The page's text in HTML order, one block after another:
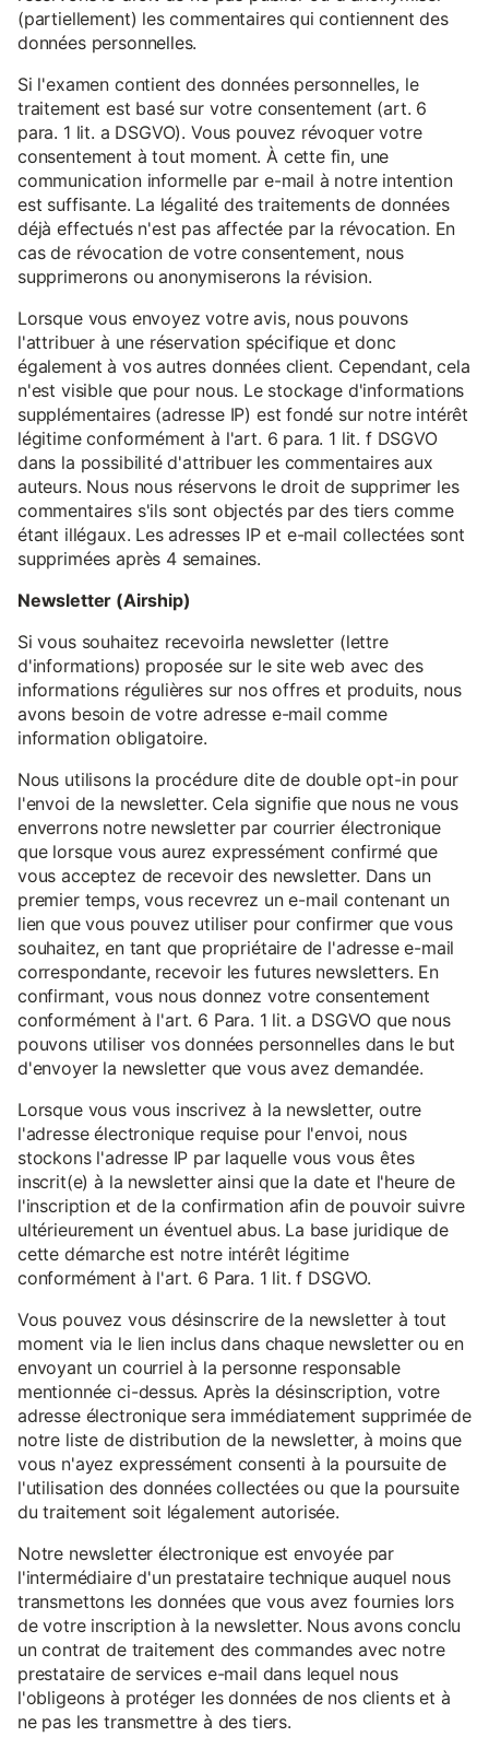
(partiellement) les commentaires qui contiennent des
données personnelles.
Si l'examen contient des données personnelles, le
traitement est basé sur votre consentement (art. 6
para. 1 lit. a DSGVO). Vous pouvez révoquer votre
consentement à tout moment. À cette fin, une
communication informelle par e-mail à notre intention
est suffisante. La légalité des traitements de données
déjà effectués n'est pas affectée par la révocation. En
cas de révocation de votre consentement, nous
supprimerons ou anonymiserons la révision.
Lorsque vous envoyez votre avis, nous pouvons
l'attribuer à une réservation spécifique et donc
également à vos autres données client. Cependant, cela
n'est visible que pour nous. Le stockage d'informations
supplémentaires (adresse IP) est fondé sur notre intérêt
légitime conformément à l'art. 6 para. 1 lit. f DSGVO
dans la possibilité d'attribuer les commentaires aux
auteurs. Nous nous réservons le droit de supprimer les
commentaires s'ils sont objectés par des tiers comme
étant illégaux. Les adresses IP et e-mail collectées sont
supprimées après 4 semaines.
Newsletter (Airship)
Si vous souhaitez recevoirla newsletter (lettre
d'informations) proposée sur le site web avec des
informations régulières sur nos offres et produits, nous
avons besoin de votre adresse e-mail comme
information obligatoire.
Nous utilisons la procédure dite de double opt-in pour
l'envoi de la newsletter. Cela signifie que nous ne vous
enverrons notre newsletter par courrier électronique
que lorsque vous aurez expressément confirmé que
vous acceptez de recevoir des newsletter. Dans un
premier temps, vous recevrez un e-mail contenant un
lien que vous pouvez utiliser pour confirmer que vous
souhaitez, en tant que propriétaire de l'adresse e-mail
correspondante, recevoir les futures newsletters. En
confirmant, vous nous donnez votre consentement
conformément à l'art. 6 Para. 1 lit. a DSGVO que nous
pouvons utiliser vos données personnelles dans le but
d'envoyer la newsletter que vous avez demandée.
Lorsque vous vous inscrivez à la newsletter, outre
l'adresse électronique requise pour l'envoi, nous
stockons l'adresse IP par laquelle vous vous êtes
inscrit(e) à la newsletter ainsi que la date et l'heure de
l'inscription et de la confirmation afin de pouvoir suivre
ultérieurement un éventuel abus. La base juridique de
cette démarche est notre intérêt légitime
conformément à l'art. 6 Para. 1 lit. f DSGVO.
Vous pouvez vous désinscrire de la newsletter à tout
moment via le lien inclus dans chaque newsletter ou en
envoyant un courriel à la personne responsable
mentionnée ci-dessus. Après la désinscription, votre
adresse électronique sera immédiatement supprimée de
notre liste de distribution de la newsletter, à moins que
vous n'ayez expressément consenti à la poursuite de
l'utilisation des données collectées ou que la poursuite
du traitement soit légalement autorisée.
Notre newsletter électronique est envoyée par
l'intermédiaire d'un prestataire technique auquel nous
transmettons les données que vous avez fournies lors
de votre inscription à la newsletter. Nous avons conclu
un contrat de traitement des commandes avec notre
prestataire de services e-mail dans lequel nous
l'obligeons à protéger les données de nos clients et à
ne pas les transmettre à des tiers.